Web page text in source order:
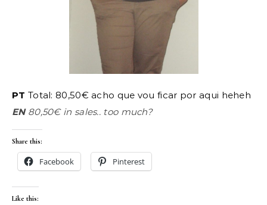
PT Total: 80,50€ acho que vou ficar por aqui heheh
EN80,50€ in sales.. too much?
Share this:
Facebook Pinterest
Like this: